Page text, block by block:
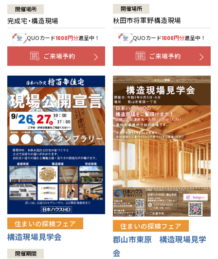
開催場所
完成宅・構造現場
QUOカード1000円分進呈中！
ご来場予約
開催場所
秋田市将軍野構造現場
QUOカード1000円分進呈中！
ご来場予約
住まいの探検フェア
構造現場見学会
開催期間
住まいの探検フェア
郡山市東原 構造現場見学
会